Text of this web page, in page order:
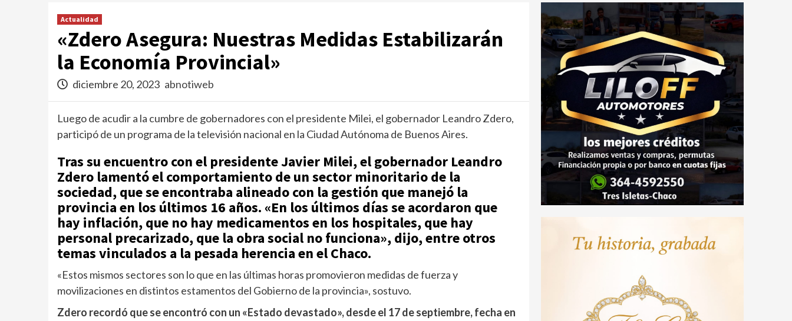
Actualidad
«Zdero Asegura: Nuestras Medidas Estabilizarán
la Economía Provincial»
diciembre 20, 2023 abnotiweb
Luego de acudir a la cumbre de gobernadores con el presidente Milei, el gobernador Leandro Zdero,
participó de un programa de la televisión nacional en la Ciudad Autónoma de Buenos Aires.
Tras su encuentro con el presidente Javier Milei, el gobernador Leandro
Zdero lamentó el comportamiento de un sector minoritario de la
sociedad, que se encontraba alineado con la gestión que manejó la
provincia en los últimos 16 años. «En los últimos días se acordaron que
hay inflación, que no hay medicamentos en los hospitales, que hay
personal precarizado, que la obra social no funciona», dijo, entre otros
temas vinculados a la pesada herencia en el Chaco.
«Estos mismos sectores son lo que en las últimas horas promovieron medidas de fuerza y
movilizaciones en distintos estamentos del Gobierno de la provincia», sostuvo.
Zdero recordó que se encontró con un «Estado devastado», desde el 17 de septiembre, fecha en